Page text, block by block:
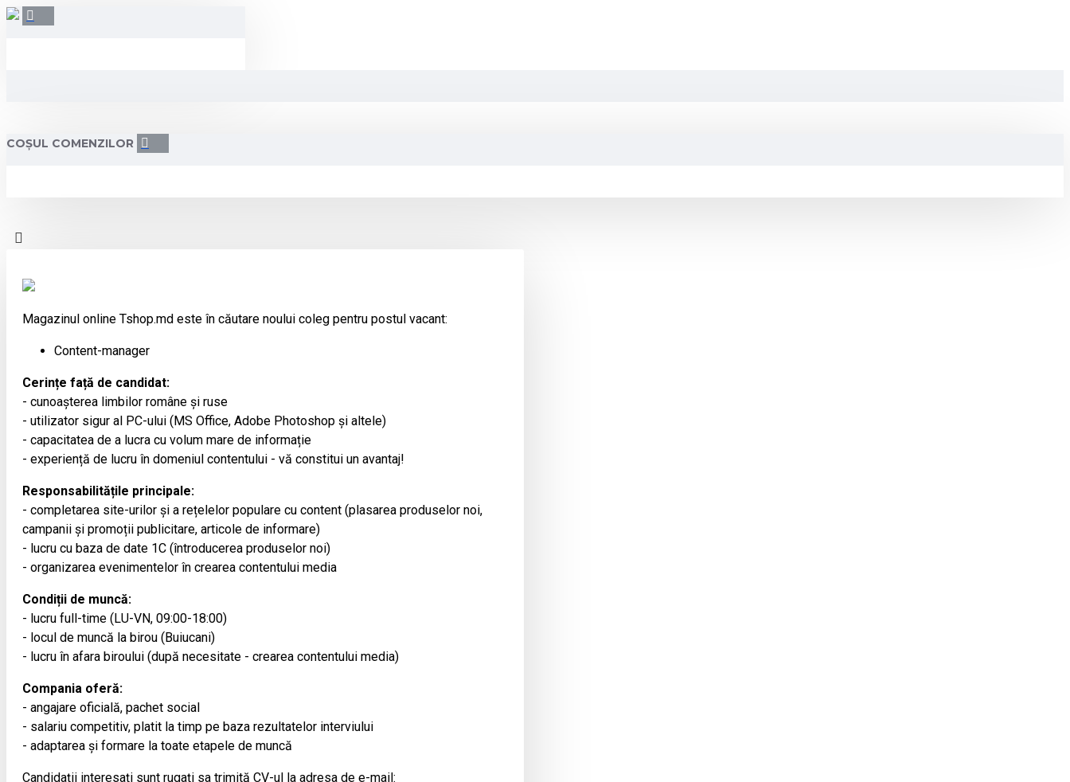
COȘUL COMENZILOR
Magazinul online Tshop.md este în căutare noului coleg pentru postul vacant:
Content-manager
Cerințe față de candidat:
- cunoașterea limbilor române și ruse
- utilizator sigur al PC-ului (MS Office, Adobe Photoshop și altele)
- capacitatea de a lucra cu volum mare de informație
- experiență de lucru în domeniul contentului - vă constitui un avantaj!
Responsabilitățile principale:
- completarea site-urilor și a rețelelor populare cu content (plasarea produselor noi,
campanii și promoții publicitare, articole de informare)
- lucru cu baza de date 1С (întroducerea produselor noi)
- organizarea evenimentelor în crearea contentului media
Condiții de muncă:
- lucru full-time (LU-VN, 09:00-18:00)
- locul de muncă la birou (Buiucani)
- lucru în afara biroului (după necesitate - crearea contentului media)
Compania oferă:
- angajare oficială, pachet social
- salariu competitiv, platit la timp pe baza rezultatelor interviului
- adaptarea și formare la toate etapele de muncă
Candidații interesați sunt rugați sa trimită CV-ul la adresa de e-mail: